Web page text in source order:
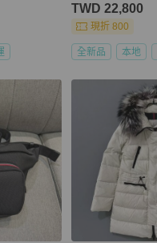
TWD 22,800
現折 800
全新品 本地